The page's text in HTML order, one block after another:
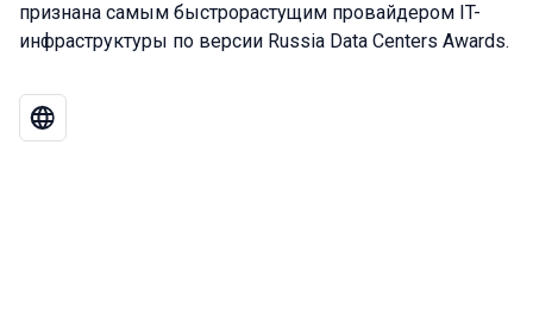
признана самым быстрорастущим провайдером IT-
инфраструктуры по версии Russia Data Centers Awards.